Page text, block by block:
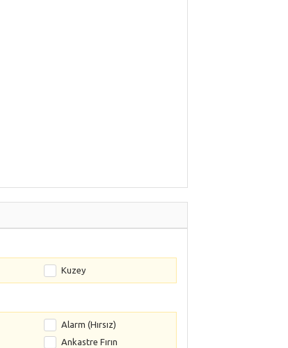
Kuzey
Alarm (Hırsız)
Ankastre Fırın